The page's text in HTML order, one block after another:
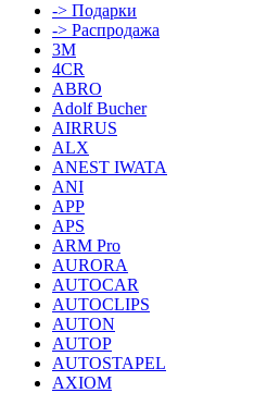
-> Подарки
-> Распродажа
3M
4CR
ABRO
Adolf Bucher
AIRRUS
ALX
ANEST IWATA
ANI
APP
APS
ARM Pro
AURORA
AUTOCAR
AUTOCLIPS
AUTON
AUTOP
AUTOSTAPEL
AXIOM